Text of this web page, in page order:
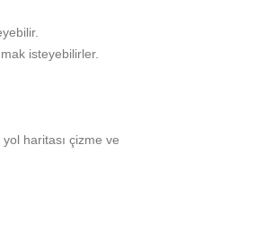
isteyebilirler.
haritası çizme ve